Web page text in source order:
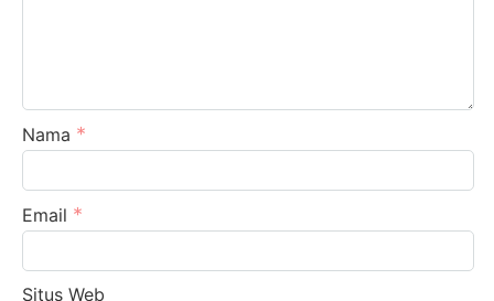
Nama *
Email *
Situs Web